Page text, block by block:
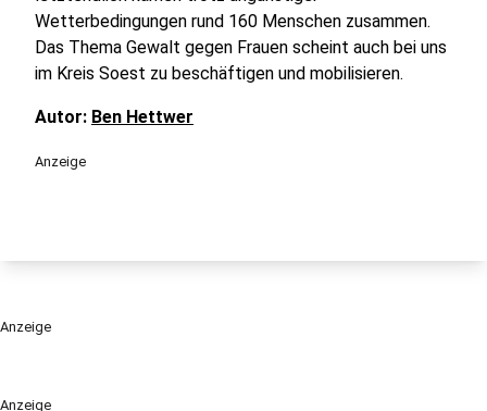
Anzeige
Wetterbedingungen rund 160 Menschen zusammen.
Das Thema Gewalt gegen Frauen scheint auch bei uns
im Kreis Soest zu beschäftigen und mobilisieren.
Autor: Ben Hettwer
Anzeige
Anzeige